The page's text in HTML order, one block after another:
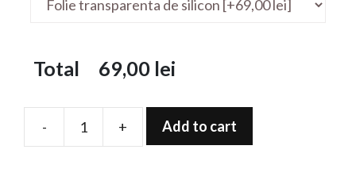
Total 69,00 lei
-
Folie
+ Add to cart